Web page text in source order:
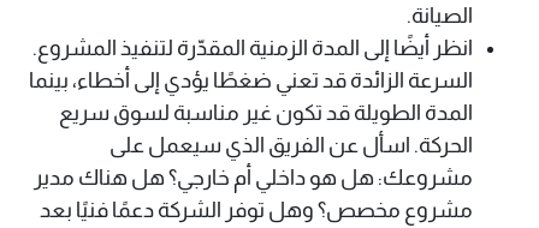
الصيانة.
انظر أيضًا إلى المدة الزمنية المقدّرة لتنفيذ المشروع.
السرعة الزائدة قد تعني ضغطًا يؤدي إلى أخطاء، بينما
المدة الطويلة قد تكون غير مناسبة لسوق سريع
الحركة. اسأل عن الفريق الذي سيعمل على
مشروعك: هل هو داخلي أم خارجي؟ هل هناك مدير
مشروع مخصص؟ وهل توفر الشركة دعمًا فنيًا بعد